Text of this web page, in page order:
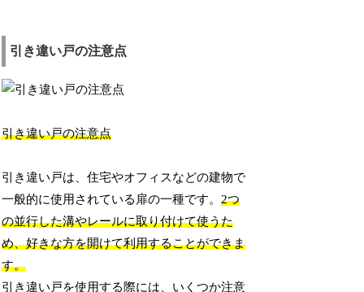
引き違い戸の注意点
引き違い戸の注意点
引き違い戸は、住宅やオフィスなどの建物で
一般的に使用されている扉の一種です。2つ
の並行した溝やレールに取り付けて使うた
め、好きな方を開けて利用することができま
す。
引き違い戸を使用する際には、いくつか注意